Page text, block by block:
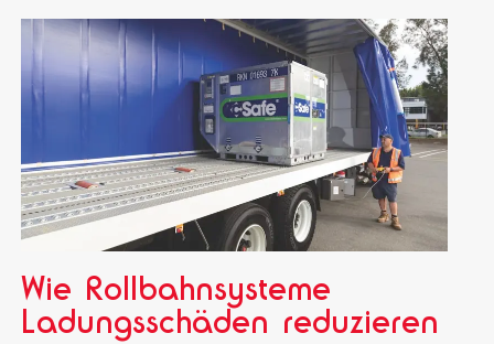
Wie Rollbahnsysteme
Ladungsschäden reduzieren